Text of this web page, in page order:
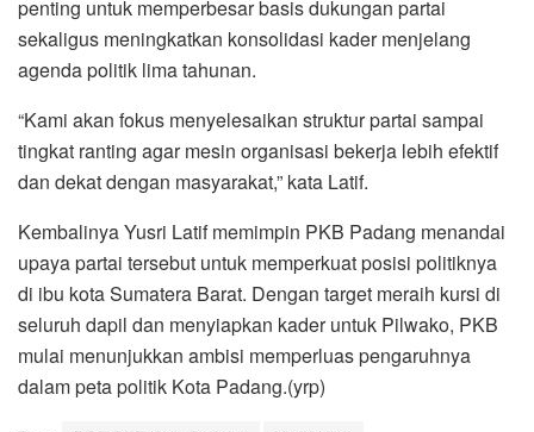
penting untuk memperbesar basis dukungan partai
sekaligus meningkatkan konsolidasi kader menjelang
agenda politik lima tahunan.
“Kami akan fokus menyelesaikan struktur partai sampai
tingkat ranting agar mesin organisasi bekerja lebih efektif
dan dekat dengan masyarakat,” kata Latif.
Kembalinya Yusri Latif memimpin PKB Padang menandai
upaya partai tersebut untuk memperkuat posisi politiknya
di ibu kota Sumatera Barat. Dengan target meraih kursi di
seluruh dapil dan menyiapkan kader untuk Pilwako, PKB
mulai menunjukkan ambisi memperluas pengaruhnya
dalam peta politik Kota Padang.(yrp)